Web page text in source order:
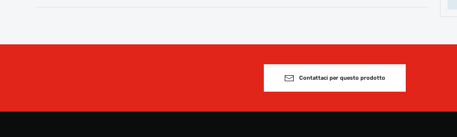
Contattaci per questo prodotto